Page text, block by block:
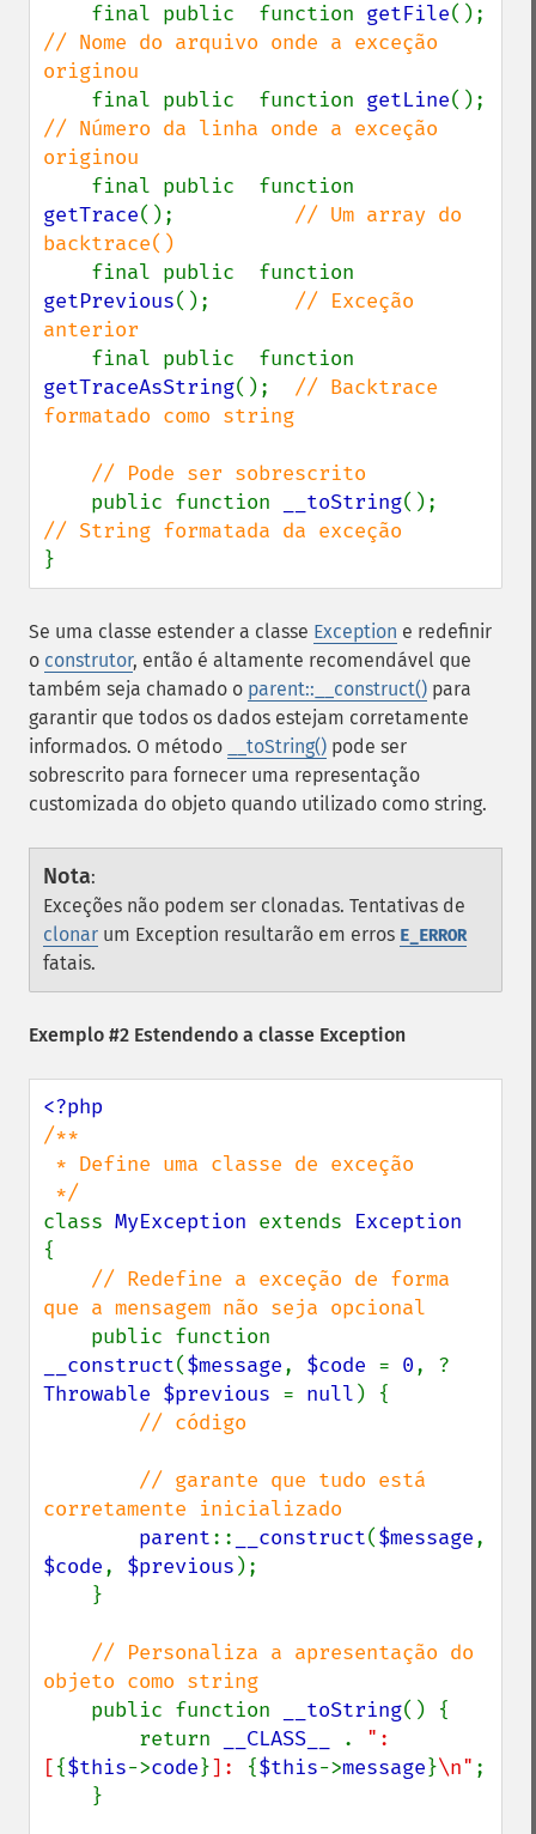
final public  function getFile
// Nome do arquivo onde a exceção
originou
final public  function getLine
// Número da linha onde a exceção
originou
getTrace(); // Um array do
backtrace()
getPrevious(); // Exceção
anterior
getTraceAsString(); // Backtrace
formatado como string
public function
__toString
}
Se uma classe estender a classe Exception e redefinir
o construtor, então é altamente recomendável que
também seja chamado o parent::__construct() para
garantir que todos os dados estejam corretamente
informados. O método
__toString() pode ser
sobrescrito para fornecer uma representação
customizada do objeto quando utilizado como string.
Nota:
Exceções não podem ser clonadas. Tentativas de
clonar um Exception resultarão em erros E_ERROR
fatais.
Exemplo #2 Estendendo a classe Exception
/**
class MyException extends
{
// Redefine a exceção de forma
que a mensagem não seja opcional
__construct($message, $code = 0, ?
Throwable $previous = null ) {
// código
corretamente inicializado
parent:: __construct($message
$code, $previous );
// Personaliza a apresentação do
objeto como string
public function
__toString() {
        return
__CLASS__ . ":
[{$this->code}]: {$this->message}\n" ;